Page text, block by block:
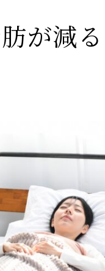
が減